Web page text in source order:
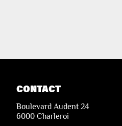
CONTACT
Boulevard Audent 24
6000 Charleroi